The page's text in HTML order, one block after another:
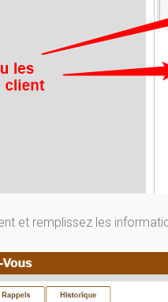
et remplissez les